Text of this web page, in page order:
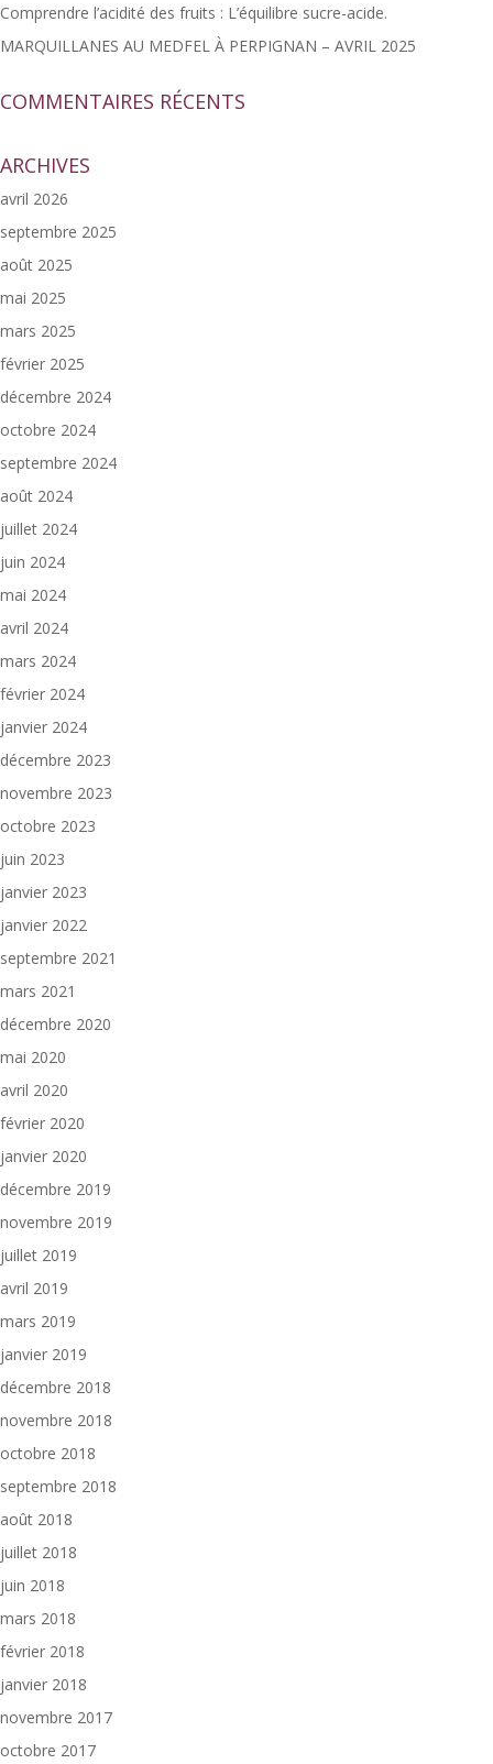
Comprendre l’acidité des fruits : L’équilibre sucre-acide.
MARQUILLANES AU MEDFEL À PERPIGNAN – AVRIL 2025
COMMENTAIRES RÉCENTS
ARCHIVES
avril 2026
septembre 2025
août 2025
mai 2025
mars 2025
février 2025
décembre 2024
octobre 2024
septembre 2024
août 2024
juillet 2024
juin 2024
mai 2024
avril 2024
mars 2024
février 2024
janvier 2024
décembre 2023
novembre 2023
octobre 2023
juin 2023
janvier 2023
janvier 2022
septembre 2021
mars 2021
décembre 2020
mai 2020
avril 2020
février 2020
janvier 2020
décembre 2019
novembre 2019
juillet 2019
avril 2019
mars 2019
janvier 2019
décembre 2018
novembre 2018
octobre 2018
septembre 2018
août 2018
juillet 2018
juin 2018
mars 2018
février 2018
janvier 2018
novembre 2017
octobre 2017